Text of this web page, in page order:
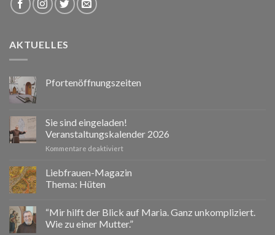
AKTUELLES
Pfortenöffnungszeiten
Sie sind eingeladen!
Veranstaltungskalender 2026
Kommentare deaktiviertfür
sind
eingeladen!
Liebfrauen-Magazin
Thema: Hüten
“Mir hilft der Blick auf Maria. Ganz unkompliziert.
Wie zu einer Mutter.”